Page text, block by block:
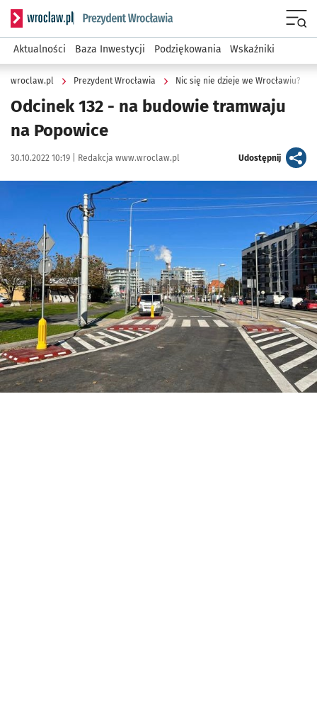
Serwis informacyjny wroclaw.pl podserwis: Prezydent
Aktualności Baza Inwestycji Podziękowania Wskaźniki
wroclaw.pl Prezydent Wrocławia Nic się nie dzieje we Wrocławiu?
Odcinek 132 - na budowie tramwaju
na Popowice
Data publikacji:
30.10.2022 10:19 | Autor:
Redakcja www.wroclaw.pl Udostępnijartykuł
Kliknij, aby powiększyć